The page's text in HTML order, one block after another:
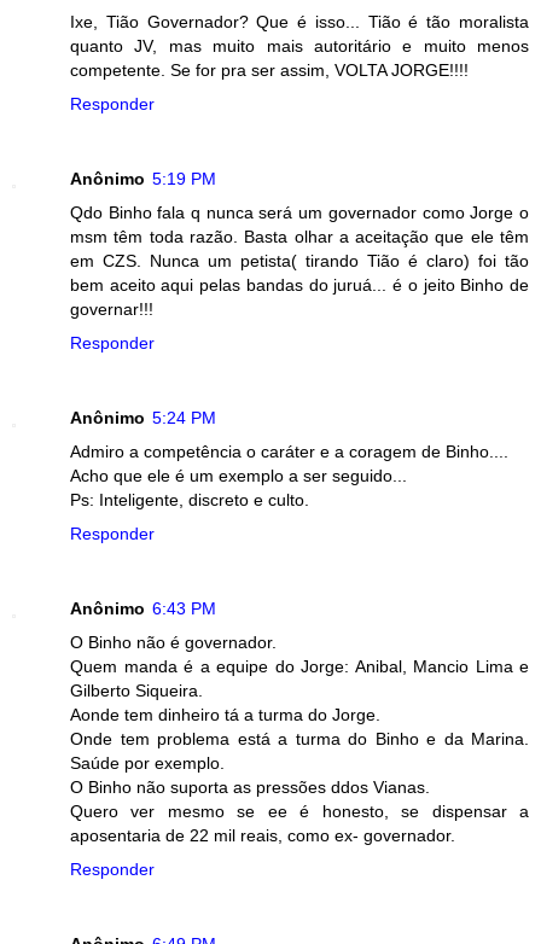
Ixe, Tião Governador? Que é isso... Tião é tão moralista
quanto JV, mas muito mais autoritário e muito menos
competente. Se for pra ser assim, VOLTA JORGE!!!!
Responder
Anônimo 5:19 PM
Qdo Binho fala q nunca será um governador como Jorge o
msm têm toda razão. Basta olhar a aceitação que ele têm
em CZS. Nunca um petista( tirando Tião é claro) foi tão
bem aceito aqui pelas bandas do juruá... é o jeito Binho de
governar!!!
Responder
Anônimo 5:24 PM
Admiro a competência o caráter e a coragem de Binho....
Acho que ele é um exemplo a ser seguido...
Ps: Inteligente, discreto e culto.
Responder
Anônimo 6:43 PM
O Binho não é governador.
Quem manda é a equipe do Jorge: Anibal, Mancio Lima e
Gilberto Siqueira.
Aonde tem dinheiro tá a turma do Jorge.
Onde tem problema está a turma do Binho e da Marina.
Saúde por exemplo.
O Binho não suporta as pressões ddos Vianas.
Quero ver mesmo se ee é honesto, se dispensar a
aposentaria de 22 mil reais, como ex- governador.
Responder